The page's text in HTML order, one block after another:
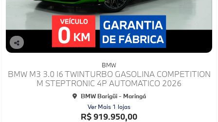
Co
lhe
BMW
BMW M3 3.0 I6 TWINTURBO GASOLINA COMPETITION
M STEPTRONIC 4P AUTOMATICO 2026
BMW Barigüi - Maringá
Ver Mais 1 lojas
R$ 919.950,00